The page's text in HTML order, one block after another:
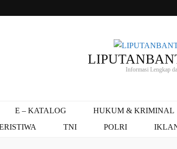
Informasi Lengkap
E – KATALOG HUKUM & KRIMINAL
TNI POLRI